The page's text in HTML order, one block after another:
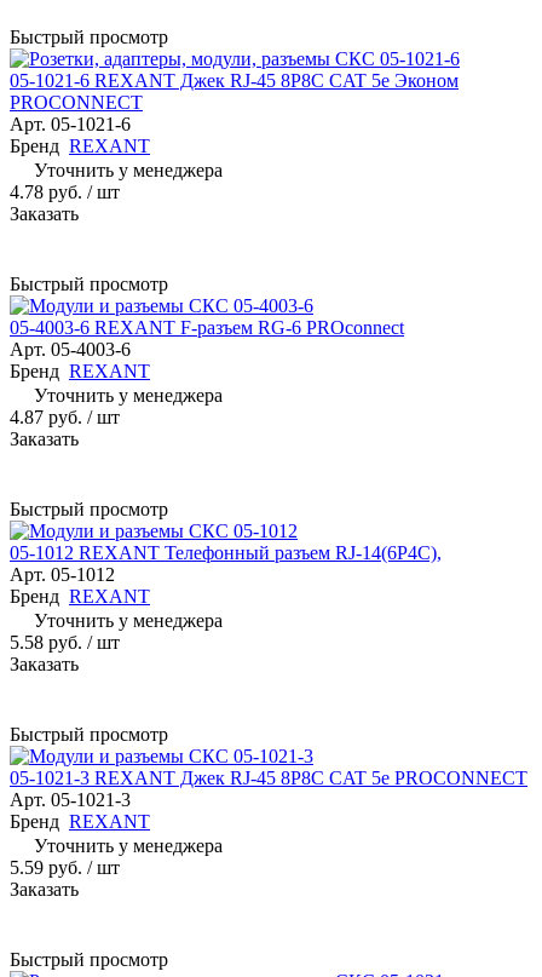
Быстрый просмотр
05-1021-6 REXANT Джек RJ-45 8P8C CAT 5e Эконом
PROCONNECT
Арт. 05-1021-6
Бренд REXANT
Уточнить у менеджера
4.78 руб. / шт
Заказать
Быстрый просмотр
05-4003-6 REXANT F-разъем RG-6 PROconnect
Арт. 05-4003-6
Бренд REXANT
Уточнить у менеджера
4.87 руб. / шт
Заказать
Быстрый просмотр
05-1012 REXANT Телефонный разъем RJ-14(6P4C),
Арт. 05-1012
Бренд REXANT
Уточнить у менеджера
5.58 руб. / шт
Заказать
Быстрый просмотр
05-1021-3 REXANT Джек RJ-45 8P8C CAT 5e PROCONNECT
Арт. 05-1021-3
Бренд REXANT
Уточнить у менеджера
5.59 руб. / шт
Заказать
Быстрый просмотр